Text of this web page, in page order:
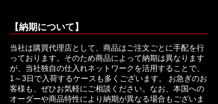
【納期について】
当社は購買代理店として、商品はご注文ごとに手配を行
っております。そのため商品によって納期は異なります
が、当社独自の仕入れネットワークを活用することで、
1～3日で入荷するケースも多くございます。 お急ぎのお
客様も、ぜひお気軽にご相談ください。なお、本国への
オーダーや商品特性により納期が異なる場合もございま